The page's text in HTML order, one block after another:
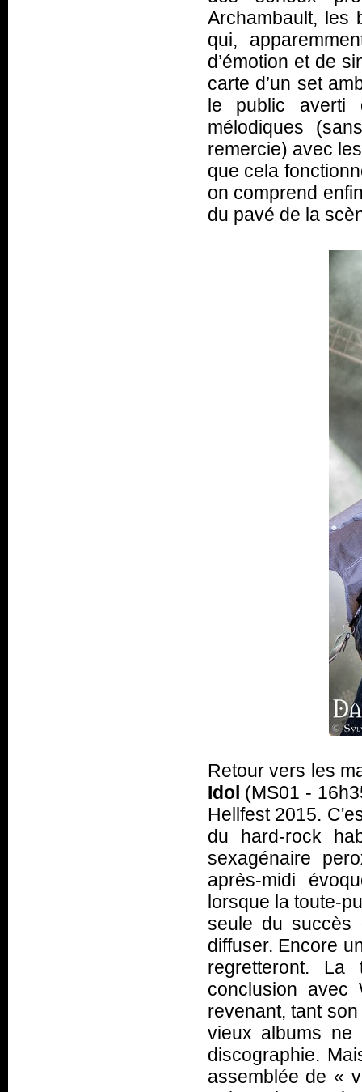
Archambault, les
qui,
d’émotion et de
carte d’un set
le public averti
mélodiques
remercie) avec
que cela
on comprend
du pavé de la
Retour vers les
Idol (MS01 -
Hellfest 2015.
du hard-rock
sexagénaire
après-midi
lorsque la toute-
seule du succès
diffuser. Encore
regretteront.
conclusion avec
revenant, tant
vieux albums
discographie.
assemblée de « v